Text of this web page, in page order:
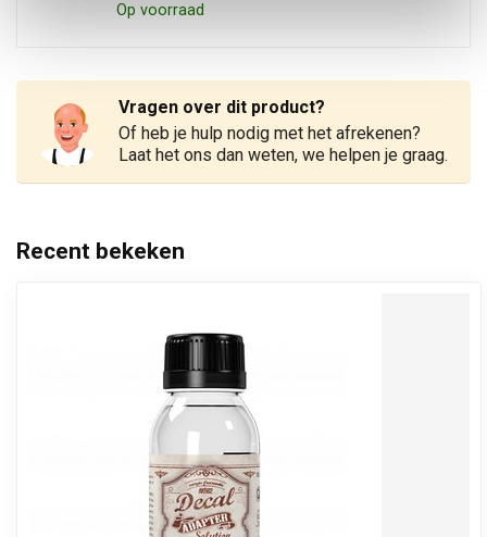
Op voorraad
Vragen over dit product?
Of heb je hulp nodig met het afrekenen?
Laat het ons dan weten, we helpen je graag.
Recent bekeken